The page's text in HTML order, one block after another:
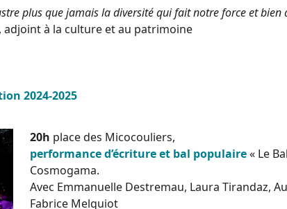
plus que jamais la diversité qui fait notre force et bien
adjoint à la culture et au patrimoine
2024-2025
20h place des Micocouliers,
performance d’écriture et bal populaire« Le
Cosmogama.
Avec Emmanuelle Destremau, Laura Tirandaz,
Fabrice Melquiot